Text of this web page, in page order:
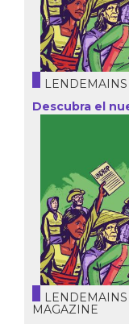
Descubra el
MAGAZINE